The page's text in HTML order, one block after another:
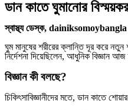
ডান কাতে ঘুমানোর
স্বাস্থ্য ডেস্ক, dainiksomoybangla
​ঘুম মানুষের শরীরের ক্লান্তি দূর করে
নির্দেশনা দিয়েছিলেন, আধুনিক বিজ্ঞান
​বিজ্ঞান কী বলছে?
​চিকিৎসাবিজ্ঞানীদের মতে, ডান কাতে